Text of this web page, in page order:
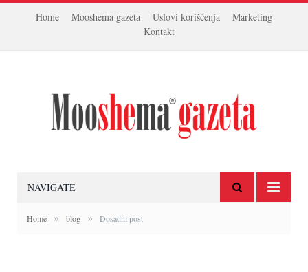
Home Mooshema gazeta Uslovi korišćenja
Marketing
Kontakt
NAVIGATE
Home » blog » Dosadni post